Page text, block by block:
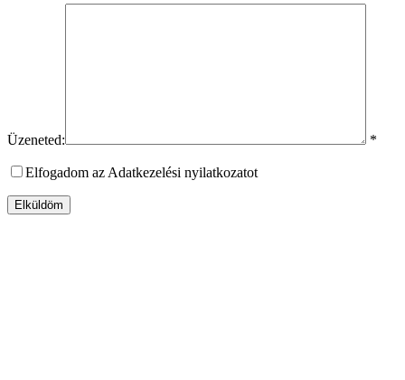
Üzeneted: *
Elfogadom az Adatkezelési nyilatkozatot